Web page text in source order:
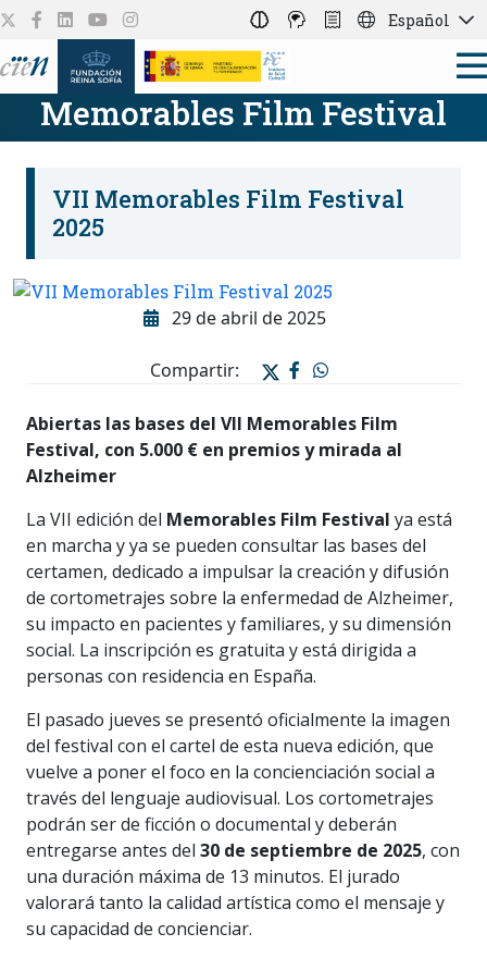
Español
Memorables Film Festival
VII Memorables Film Festival
2025
29 de abril de 2025
Compartir:
Abiertas las bases del VII Memorables Film
Festival, con 5.000 € en premios y mirada al
Alzheimer
La VII edición del Memorables Film Festival ya está
en marcha y ya se pueden consultar las bases del
certamen, dedicado a impulsar la creación y difusión
de cortometrajes sobre la enfermedad de Alzheimer,
su impacto en pacientes y familiares, y su dimensión
social. La inscripción es gratuita y está dirigida a
personas con residencia en España.
El pasado jueves se presentó oficialmente la imagen
del festival con el cartel de esta nueva edición, que
vuelve a poner el foco en la concienciación social a
través del lenguaje audiovisual. Los cortometrajes
podrán ser de ficción o documental y deberán
entregarse antes del 30 de septiembre de 2025, con
una duración máxima de 13 minutos. El jurado
valorará tanto la calidad artística como el mensaje y
su capacidad de concienciar.